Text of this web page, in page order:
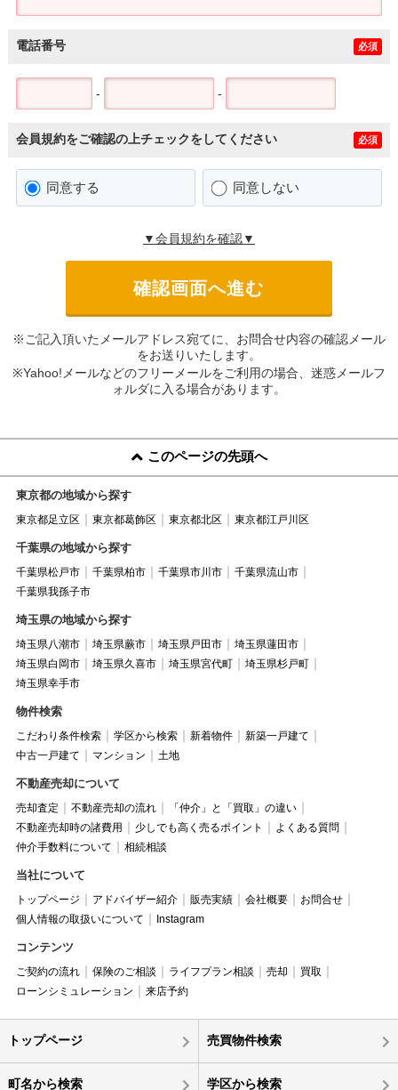
電話番号 必須
- -
会員規約をご確認の上チェックをしてください 必須
同意する 同意しない
▼会員規約を確認▼
※ご記入頂いたメールアドレス宛てに、お問合せ内容の確認メール
をお送りいたします。
※Yahoo!メールなどのフリーメールをご利用の場合、迷惑メールフ
ォルダに入る場合があります。
このページの先頭へ
東京都の地域から探す
東京都足立区 東京都葛飾区 東京都北区 東京都江戸川区
千葉県の地域から探す
千葉県松戸市 千葉県柏市 千葉県市川市
千葉県流山市
千葉県我孫子市
埼玉県の地域から探す
埼玉県八潮市 埼玉県蕨市 埼玉県戸田市
埼玉県蓮田市
埼玉県白岡市
埼玉県久喜市 埼玉県宮代町
埼玉県杉戸町
埼玉県幸手市
物件検索
こだわり条件検索 学区から検索 新着物件
新築一戸建て
中古一戸建て
マンション 土地
不動産売却について
売却査定 不動産売却の流れ
「仲介」と「買取」の違い
不動産売却時の諸費用
少しでも高く売るポイント
よくある質問
仲介手数料について
相続相談
当社について
トップページ アドバイザー紹介 販売実績 会社概要
お問合せ
個人情報の取扱いについて
Instagram
コンテンツ
ご契約の流れ 保険のご相談 ライフプラン相談 売却
買取
ローンシミュレーション
来店予約
トップページ 売買物件検索
町名から検索 学区から検索